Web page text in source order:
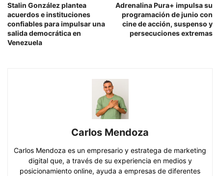
Stalin González plantea
acuerdos e instituciones
confiables para impulsar una
salida democrática en
Venezuela
Adrenalina Pura+ impulsa su
programación de junio con
cine de acción, suspenso y
persecuciones extremas
Carlos Mendoza
Carlos Mendoza es un empresario y estratega de marketing
digital que, a través de su experiencia en medios y
posicionamiento online, ayuda a empresas de diferentes